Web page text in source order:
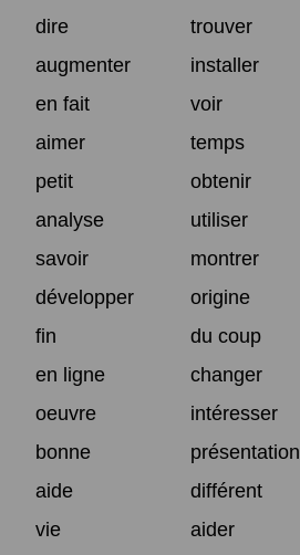
dire
trouver
augmenter
installer
en fait
voir
aimer
temps
petit
obtenir
analyse
utiliser
savoir
montrer
développer
origine
fin
du coup
en ligne
changer
oeuvre
intéresser
bonne
présentation
aide
différent
vie
aider